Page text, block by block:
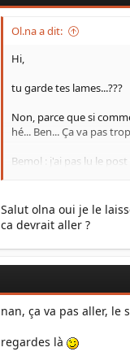
Ol.na a dit:
Hi,
tu garde tes lames...???
Non, parce que si
hé... Ben... Ça va pas
Bemol : j'ai pas lu le
olivier
Salut olna oui je le
ca devrait aller ?
nan, ça va pas aller,
regardes là